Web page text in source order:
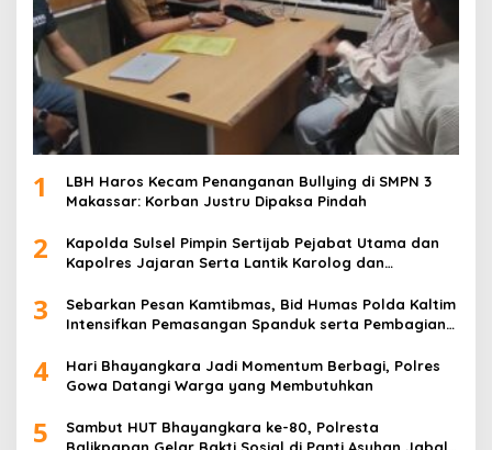
1
LBH Haros Kecam Penanganan Bullying di SMPN 3
Makassar: Korban Justru Dipaksa Pindah
2
Kapolda Sulsel Pimpin Sertijab Pejabat Utama dan
Kapolres Jajaran Serta Lantik Karolog dan
3
Sebarkan Pesan Kamtibmas, Bid Humas Polda Kaltim
Intensifkan Pemasangan Spanduk serta Pembagian
4
Hari Bhayangkara Jadi Momentum Berbagi, Polres
Gowa Datangi Warga yang Membutuhkan
5
Sambut HUT Bhayangkara ke-80, Polresta
Balikpapan Gelar Bakti Sosial di Panti Asuhan Jabal